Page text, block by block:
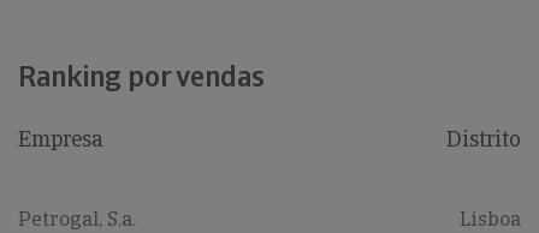
Ranking por vendas
Empresa Distrito
Petrogal, S.a. Lisboa